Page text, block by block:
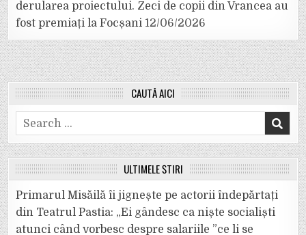
derularea proiectului. Zeci de copii din Vrancea au
fost premiați la Focșani 12/06/2026
CAUTĂ AICI
Search
for:
ULTIMELE ȘTIRI
Primarul Misăilă îi jignește pe actorii îndepărtați
din Teatrul Pastia: „Ei gândesc ca niște socialiști
atunci când vorbesc despre salariile ”ce li se